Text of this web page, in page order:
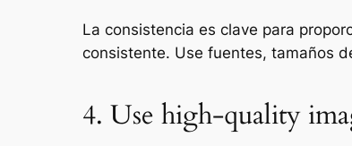
La consistencia es clave para
consistente. Use fuentes, tamaños
4. Use high-quality